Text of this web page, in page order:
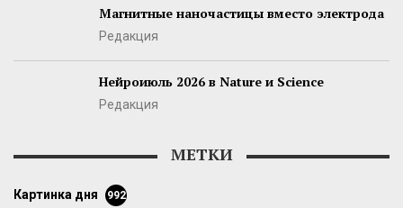
Магнитные наночастицы вместо электрода
Редакция
Нейроиюль 2026 в Nature и Science
Редакция
МЕТКИ
картинка дня 992